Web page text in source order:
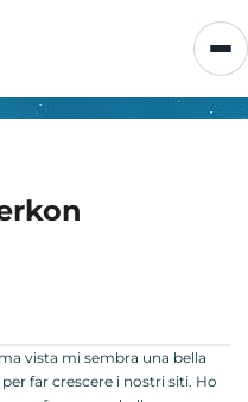
vista mi sembra una bella
far crescere i nostri siti. Ho